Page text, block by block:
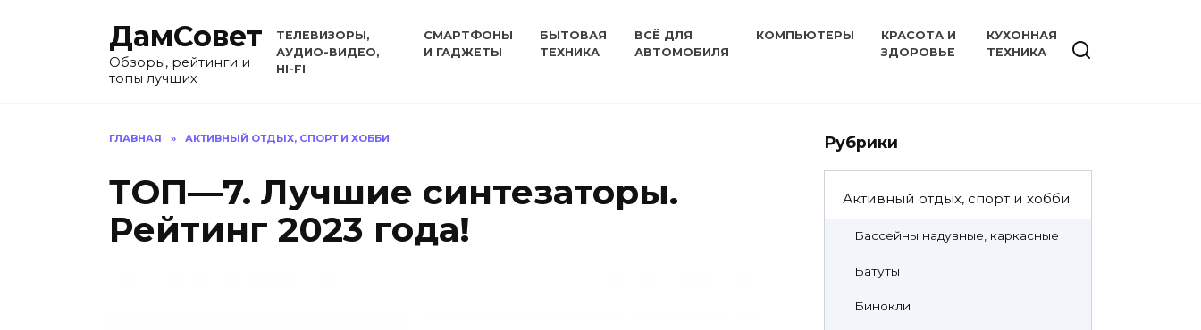
ДамСовет
Обзоры, рейтинги и
топы лучших
ТЕЛЕВИЗОРЫ,
АУДИО-ВИДЕО,
HI-FI
СМАРТФОНЫ
И ГАДЖЕТЫ
БЫТОВАЯ
ТЕХНИКА
ВСЁ ДЛЯ
АВТОМОБИЛЯ
КОМПЬЮТЕРЫ
КРАСОТА И
ЗДОРОВЬЕ
КУХОННАЯ
ТЕХНИКА
ГЛАВНАЯ » АКТИВНЫЙ ОТДЫХ, СПОРТ И ХОББИ
ТОП—7. Лучшие синтезаторы.
Рейтинг 2023 года!
Рубрики
Активный отдых, спорт и хобби
Бассейны надувные, каркасные
Батуты
Бинокли